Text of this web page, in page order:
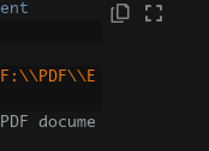
docume